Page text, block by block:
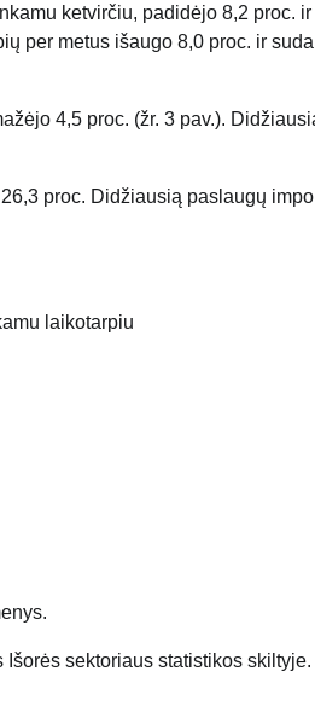
ketvirčiu, padidėjo 8,2 proc.
per metus išaugo 8,0 proc. ir
4,5 proc. (žr. 3 pav.).
proc. Didžiausią paslaugų
laikotarpiu
sektoriaus statistikos skiltyje.